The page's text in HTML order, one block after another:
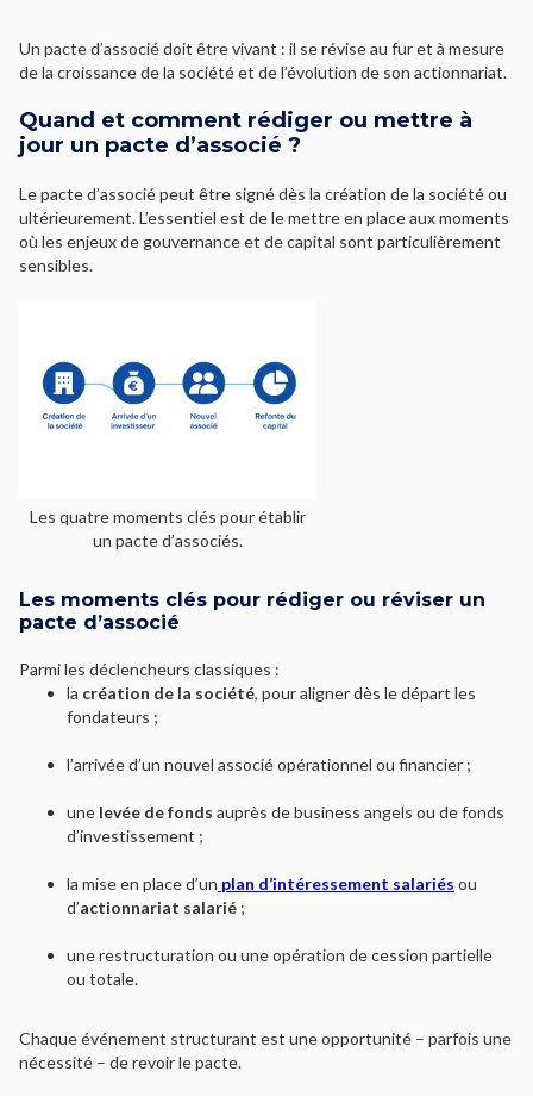
Un pacte d’associé doit être vivant : il se révise au fur et à mesure
de la croissance de la société et de l’évolution de son actionnariat.
Quand et comment rédiger ou mettre à
jour un pacte d’associé ?
Le pacte d’associé peut être signé dès la création de la société ou
ultérieurement. L’essentiel est de le mettre en place aux moments
où les enjeux de gouvernance et de capital sont particulièrement
sensibles.
Les quatre moments clés pour établir
un pacte d’associés.
Les moments clés pour rédiger ou réviser un
pacte d’associé
Parmi les déclencheurs classiques :
la création de la société, pour aligner dès le départ les
fondateurs ;
l’arrivée d’un nouvel associé opérationnel ou financier ;
une levée de fonds auprès de business angels ou de fonds
d’investissement ;
la mise en place d’un plan d’intéressement salariés ou
d’actionnariat salarié ;
une restructuration ou une opération de cession partielle
ou totale.
Chaque événement structurant est une opportunité – parfois une
nécessité – de revoir le pacte.